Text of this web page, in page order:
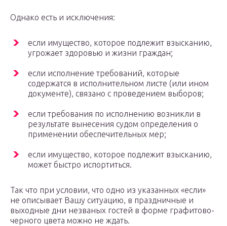
Однако есть и исключения:
если имущество, которое подлежит взысканию,
угрожает здоровью и жизни граждан;
если исполнение требований, которые
содержатся в исполнительном листе (или ином
документе), связано с проведением выборов;
если требования по исполнению возникли в
результате вынесения судом определения о
применении обеспечительных мер;
если имущество, которое подлежит взысканию,
может быстро испортиться.
Так что при условии, что одно из указанных «если»
не описывает Вашу ситуацию, в праздничные и
выходные дни незваных гостей в форме графитово-
черного цвета можно не ждать.